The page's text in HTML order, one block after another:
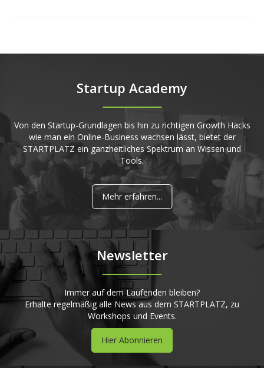
Startup Academy
Von den Startup-Grundlagen bis hin zu richtigen Growth Hacks
wie man ein Online-Business wachsen lässt, bietet der
STARTPLATZ ein ganzheitliches Spektrum an Wissen und
Tools.
Mehr erfahren...
Newsletter
Immer auf dem Laufenden bleiben?
Erhalte regelmäßig alle News aus dem STARTPLATZ, zu
Workshops und Events.
Hier Abonnieren